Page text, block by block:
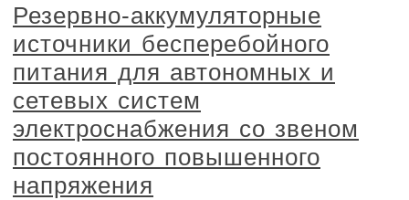
Резервно-аккумуляторные
источники бесперебойного
питания для автономных и
сетевых систем
электроснабжения со звеном
постоянного повышенного
напряжения